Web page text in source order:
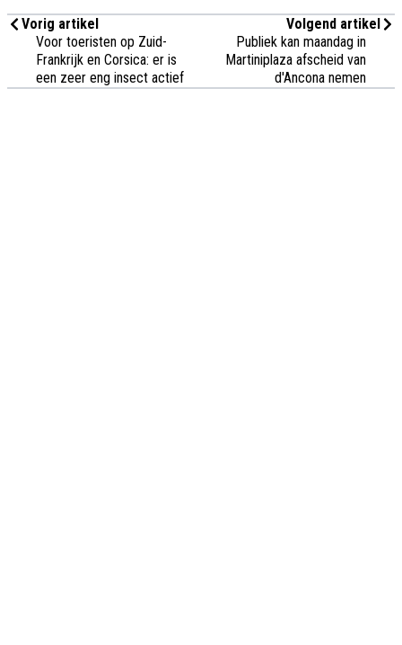
Vorig artikel
Voor toeristen op Zuid-
Frankrijk en Corsica: er is
een zeer eng insect actief
Volgend artikel
Publiek kan maandag in
Martiniplaza afscheid van
d'Ancona nemen